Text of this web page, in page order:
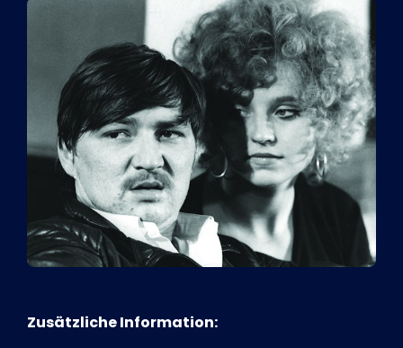
Zusätzliche Information: